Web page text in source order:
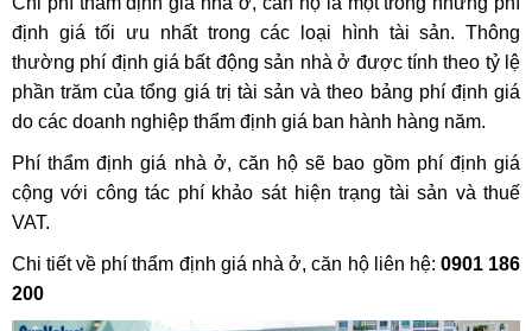
định giá tối ưu nhất trong các loại hình tài sản. Thông
thường phí định giá bất động sản nhà ở được tính theo tỷ lệ
phần trăm của tổng giá trị tài sản và theo bảng phí định giá
do các doanh nghiệp thẩm định giá ban hành hàng năm.
Phí thẩm định giá nhà ở, căn hộ sẽ bao gồm phí định giá
cộng với công tác phí khảo sát hiện trạng tài sản và thuế
VAT.
Chi tiết về phí thẩm định giá nhà ở, căn hộ liên hệ:0901 186
200